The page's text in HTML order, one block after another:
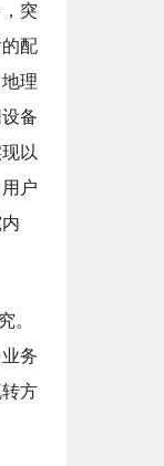
突
配
理
备
以
户
。
务
方